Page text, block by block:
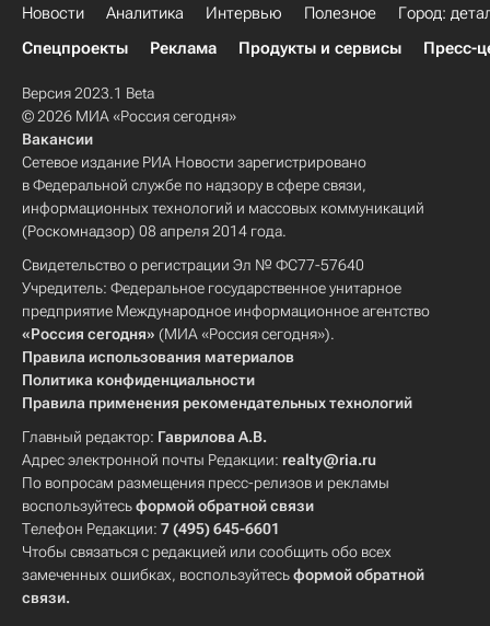
Новости Аналитика Интервью Полезное
Город:
Спецпроекты
Реклама Продукты и сервисы Пресс-
Версия 2023.1 Beta
© 2026 МИА «Россия сегодня»
Вакансии
Сетевое издание РИА Новости зарегистрировано
в Федеральной службе по надзору в сфере связи,
информационных технологий и массовых коммуникаций
(Роскомнадзор) 08 апреля 2014 года.
Свидетельство о регистрации Эл № ФС77-57640
Учредитель: Федеральное государственное унитарное
предприятие Международное информационное агентство
«Россия сегодня» (МИА «Россия сегодня»).
Правила использования материалов
Политика конфиденциальности
Правила применения рекомендательных технологий
Главный редактор: Гаврилова А.В.
Адрес электронной почты Редакции: realty@ria.ru
По вопросам размещения пресс-релизов и рекламы
воспользуйтесьформой обратной связи
Телефон Редакции: 7 (495) 645-6601
Чтобы связаться с редакцией или сообщить обо всех
замеченных ошибках, воспользуйтесьформой обратной
связи.